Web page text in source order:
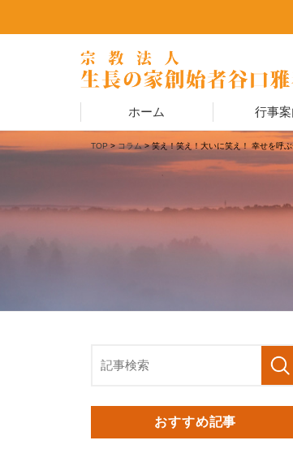
ホーム 行事
TOP>コラム> 笑え！笑え！大いに笑え！ 幸せを呼
おすすめ記事